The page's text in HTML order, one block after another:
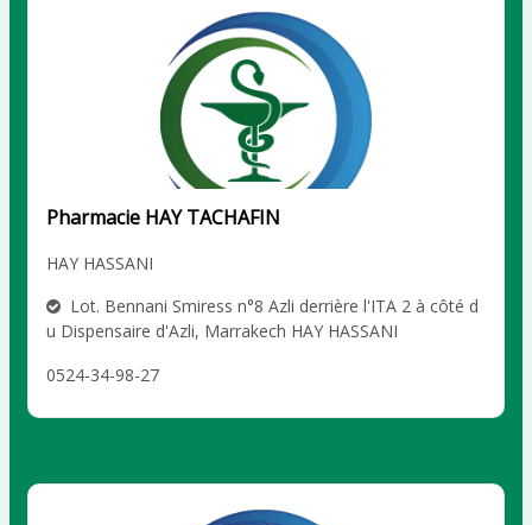
Pharmacie HAY TACHAFIN
HAY HASSANI
Lot. Bennani Smiress n°8 Azli derrière l'ITA 2 à côté d
u Dispensaire d'Azli, Marrakech HAY HASSANI
0524-34-98-27